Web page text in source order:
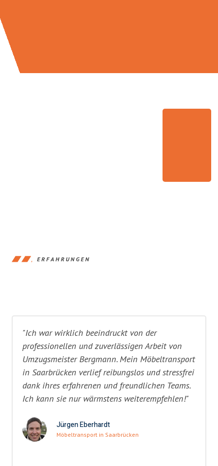
ERFAHRUNGEN
"Ich war wirklich beeindruckt von der
professionellen und zuverlässigen Arbeit von
Umzugsmeister Bergmann. Mein Möbeltransport
in Saarbrücken verlief reibungslos und stressfrei
dank ihres erfahrenen und freundlichen Teams.
Ich kann sie nur wärmstens weiterempfehlen!"
Jürgen Eberhardt
Möbeltransport in Saarbrücken